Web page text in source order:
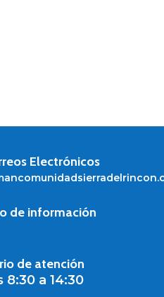
Electrónicos
de información
de atención
8:30 a 14:30